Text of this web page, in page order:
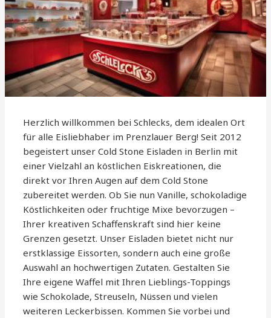
Herzlich willkommen bei Schlecks, dem idealen Ort
für alle Eisliebhaber im Prenzlauer Berg! Seit 2012
begeistert unser Cold Stone Eisladen in Berlin mit
einer Vielzahl an köstlichen Eiskreationen, die
direkt vor Ihren Augen auf dem Cold Stone
zubereitet werden. Ob Sie nun Vanille, schokoladige
Köstlichkeiten oder fruchtige Mixe bevorzugen –
Ihrer kreativen Schaffenskraft sind hier keine
Grenzen gesetzt. Unser Eisladen bietet nicht nur
erstklassige Eissorten, sondern auch eine große
Auswahl an hochwertigen Zutaten. Gestalten Sie
Ihre eigene Waffel mit Ihren Lieblings-Toppings
wie Schokolade, Streuseln, Nüssen und vielen
weiteren Leckerbissen. Kommen Sie vorbei und